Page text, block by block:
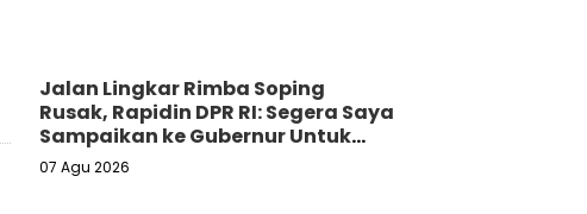
Jalan Lingkar Rimba Soping
Rusak, Rapidin DPR RI: Segera Saya
Sampaikan ke Gubernur Untuk
Perbaikan
07 Agu 2026